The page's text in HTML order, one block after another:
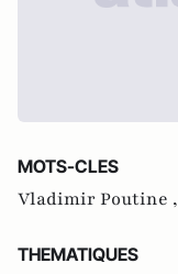
MOTS-CLES
Vladimir Poutine ,
THEMATIQUES